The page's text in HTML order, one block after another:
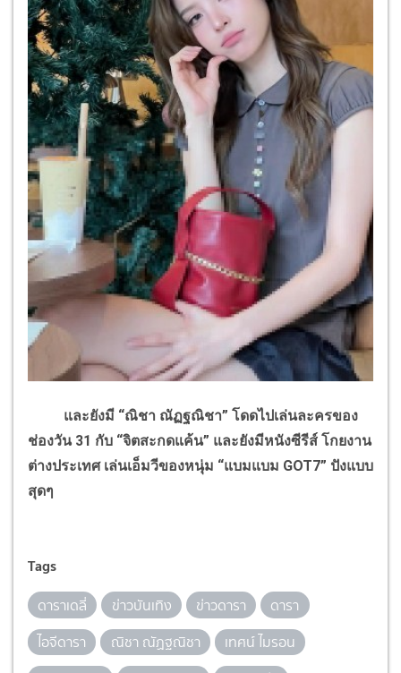
และยังมี “ณิชา ณัฏฐณิชา” โดดไปเล่นละครของ
ช่องวัน 31 กับ “จิตสะกดแค้น” และยังมีหนังซีรีส์ โกยงาน
ต่างประเทศ เล่นเอ็มวีของหนุ่ม “แบมแบม GOT7” ปังแบบ
สุดๆ
Tags
ดาราเดลี่ ข่าวบันเทิง ข่าวดารา
ดารา
ไอจีดารา
ณิชา ณัฏฐณิชา
เทศน์ ไมรอน